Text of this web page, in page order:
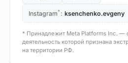
Instagram*: ksenchenko.evgeny
* Принадлежит Meta Platforms Inc. —
деятельность которой признана
на территории РФ.